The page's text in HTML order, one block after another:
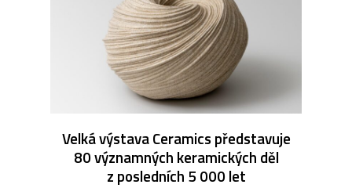
Velká výstava Ceramics představuje
80 významných keramických děl
z posledních 5 000 let